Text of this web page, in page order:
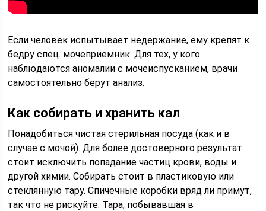
Если человек испытывает недержание, ему крепят к
бедру спец. мочеприемник. Для тех, у кого
наблюдаются аномалии с мочеиспусканием, врачи
самостоятельно берут анализ.
Как собирать и хранить кал
Понадобиться чистая стерильная посуда (как и в
случае с мочой). Для более достоверного результат
стоит исключить попадание частиц крови, воды и
другой химии. Собирать стоит в пластиковую или
стеклянную тару. Спичечные коробки вряд ли примут,
так что не рискуйте. Тара, побывавшая в